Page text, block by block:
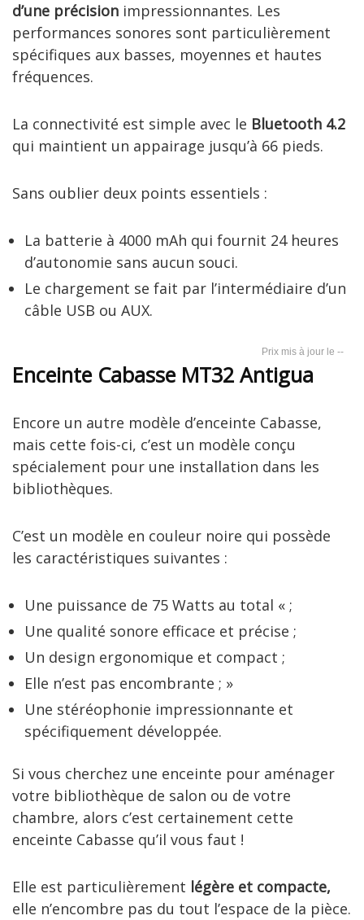
d’une précision impressionnantes. Les
performances sonores sont particulièrement
spécifiques aux basses, moyennes et hautes
fréquences.
La connectivité est simple avec le Bluetooth 4.2
qui maintient un appairage jusqu’à 66 pieds.
Sans oublier deux points essentiels :
La batterie à 4000 mAh qui fournit 24 heures
d’autonomie sans aucun souci.
Le chargement se fait par l’intermédiaire d’un
câble USB ou AUX.
--
Enceinte Cabasse MT32 Antigua
Encore un autre modèle d’enceinte Cabasse,
mais cette fois-ci, c’est un modèle conçu
spécialement pour une installation dans les
bibliothèques.
C’est un modèle en couleur noire qui possède
les caractéristiques suivantes :
Une puissance de 75 Watts au total « ;
Une qualité sonore efficace et précise ;
Un design ergonomique et compact ;
Elle n’est pas encombrante ; »
Une stéréophonie impressionnante et
spécifiquement développée.
Si vous cherchez une enceinte pour aménager
votre bibliothèque de salon ou de votre
chambre, alors c’est certainement cette
enceinte Cabasse qu’il vous faut !
Elle est particulièrement légère et compacte,
elle n’encombre pas du tout l’espace de la pièce.